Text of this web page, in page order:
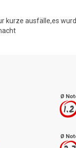
kurze ausfälle,es
Ø
1.2
Ø